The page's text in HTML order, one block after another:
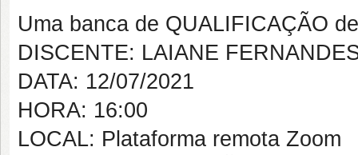
Uma banca de QUALIFICAÇÃO
DISCENTE: LAIANE
DATA: 12/07/2021
HORA: 16:00
LOCAL: Plataforma remota Zoom